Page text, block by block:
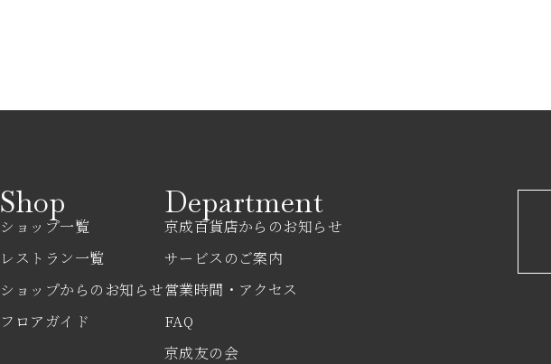
Shop
ショップ一覧
レストラン一覧
ショップからのお知らせ
フロアガイド
Department
京成百貨店からのお知らせ
サービスのご案内
営業時間・アクセス
FAQ
京成友の会